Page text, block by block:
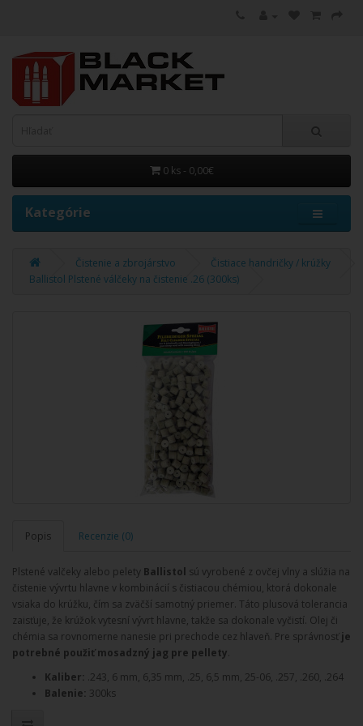
0 ks - 0,00€
Kategórie
Čistenie a zbrojárstvo
Čistiace handričky / krúžky
Ballistol Plstené válčeky na čistenie .26 (300ks)
Popis Recenzie (0)
Plstené valčeky alebo pelety Ballistol sú vyrobené z ovčej vlny a slúžia na
čistenie vývrtu hlavne v kombinácií s čistiacou chémiou, ktorá dokonale
vsiaka do krúžku, čím sa zväčší samotný priemer. Táto plusová tolerancia
zaisťuje, že krúžok vytesní vývrt hlavne, takže sa dokonale vyčistí. Olej či
chémia sa rovnomerne nanesie pri prechode cez hlaveň. Pre správnosť je
potrebné použiť mosadzný jag pre pellety.
Kaliber: .243, 6 mm, 6,35 mm, .25, 6,5 mm, 25-06, .257, .260, .264
Balenie: 300ks